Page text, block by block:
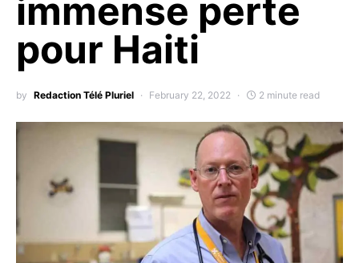
immense perte
pour Haiti
by Redaction Télé Pluriel February 22, 2022 2 minute read